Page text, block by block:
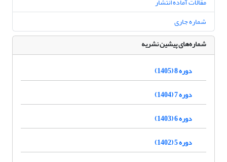
شماره جاری
شماره‌های پیشین نشریه
دوره 8 (1405)
دوره 7 (1404)
دوره 6 (1403)
دوره 5 (1402)